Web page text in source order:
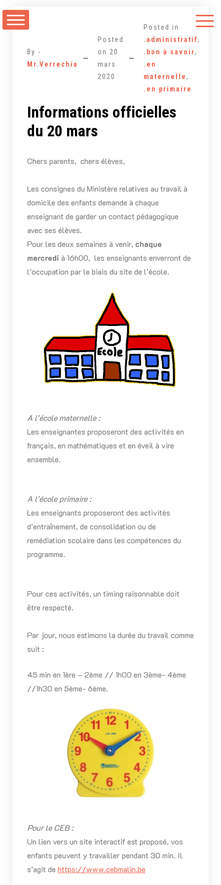
au
By -
Mr.Verrechia
Posted
on 20
mars
2020
Posted in
.administratif,
.bon à savoir,
.en
maternelle,
.en primaire
Informations officielles
du 20 mars
Chers parents, chers élèves,
Les consignes du Ministère relatives au travail à
domicile des enfants demande à chaque
enseignant de garder un contact pédagogique
avec ses élèves.
Pour les deux semaines à venir, chaque
mercredi à 16h00, les enseignants enverront de
l’occupation par le biais du site de l’école.
A l’école maternelle :
Les enseignantes proposeront des activités en
français, en mathématiques et en éveil à vire
ensemble.
A l’école primaire :
Les enseignants proposeront des activités
d’entraînement, de consolidation ou de
remédiation scolaire dans les compétences du
programme.
Pour ces activités, un timing raisonnable doit
être respecté.
Par jour, nous estimons la durée du travail comme
suit :
45 min en 1ère – 2ème // 1h00 en 3ème- 4ème
//1h30 en 5ème- 6ème.
Pour le CEB :
Un lien vers un site interactif est proposé, vos
enfants peuvent y travailler pendant 30 min. Il
s’agit de https://www.cebmalin.be